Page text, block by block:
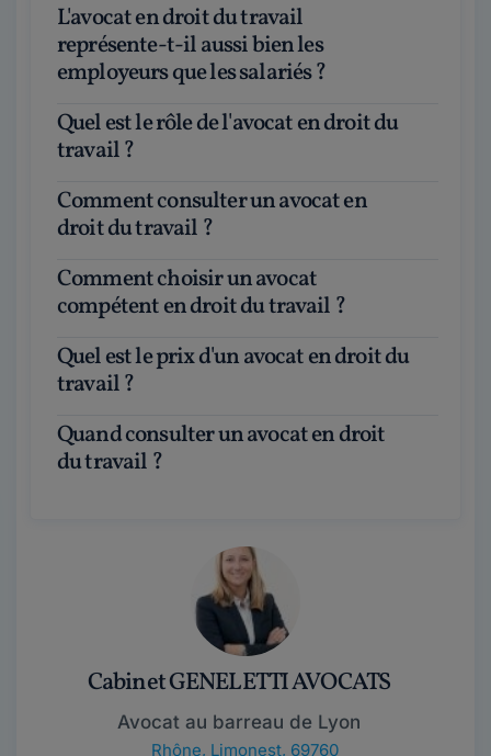
L'avocat en droit du travail
représente-t-il aussi bien les
employeurs que les salariés ?
Quel est le rôle de l'avocat en droit du
travail ?
Comment consulter un avocat en
droit du travail ?
Comment choisir un avocat
compétent en droit du travail ?
Quel est le prix d'un avocat en droit du
travail ?
Quand consulter un avocat en droit
du travail ?
Cabinet GENELETTI AVOCATS
Avocat au barreau de Lyon
Rhône, Limonest, 69760